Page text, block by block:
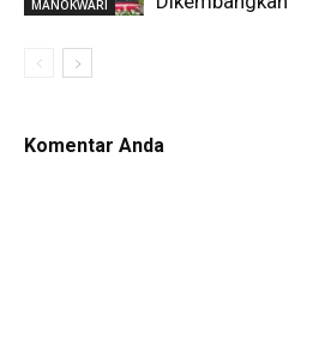
MANOKWARI
Komentar Anda